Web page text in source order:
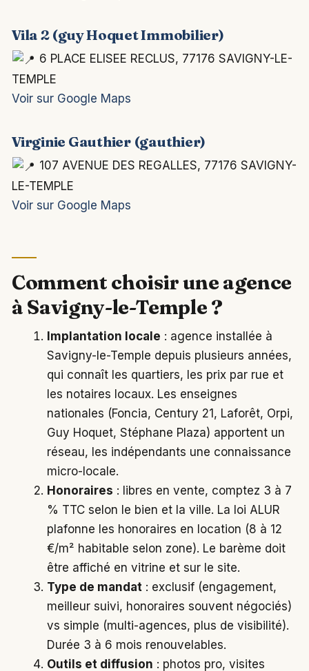
Vila 2 (guy Hoquet Immobilier)
6 PLACE ELISEE RECLUS, 77176 SAVIGNY-LE-
TEMPLE
Voir sur Google Maps
Virginie Gauthier (gauthier)
107 AVENUE DES REGALLES, 77176 SAVIGNY-
LE-TEMPLE
Voir sur Google Maps
Comment choisir une agence
à Savigny-le-Temple ?
Implantation locale : agence installée à
Savigny-le-Temple depuis plusieurs années,
qui connaît les quartiers, les prix par rue et
les notaires locaux. Les enseignes
nationales (Foncia, Century 21, Laforêt, Orpi,
Guy Hoquet, Stéphane Plaza) apportent un
réseau, les indépendants une connaissance
micro-locale.
Honoraires : libres en vente, comptez 3 à 7
% TTC selon le bien et la ville. La loi ALUR
plafonne les honoraires en location (8 à 12
€/m² habitable selon zone). Le barème doit
être affiché en vitrine et sur le site.
Type de mandat : exclusif (engagement,
meilleur suivi, honoraires souvent négociés)
vs simple (multi-agences, plus de visibilité).
Durée 3 à 6 mois renouvelables.
Outils et diffusion : photos pro, visites